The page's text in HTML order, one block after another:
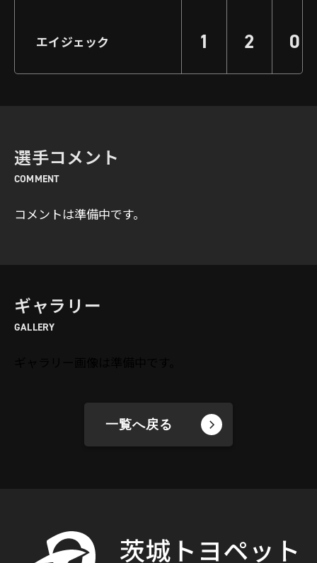
エイジェック 1 2 0
選手コメント
COMMENT
コメントは準備中です。
ギャラリー
GALLERY
一覧へ戻る